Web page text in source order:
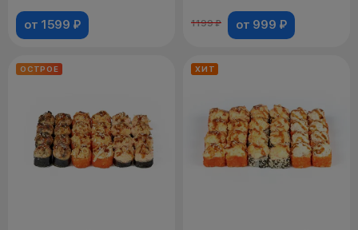
от 1599 ₽
1199 ₽
от 999 ₽
ОСТРОЕ ХИТ